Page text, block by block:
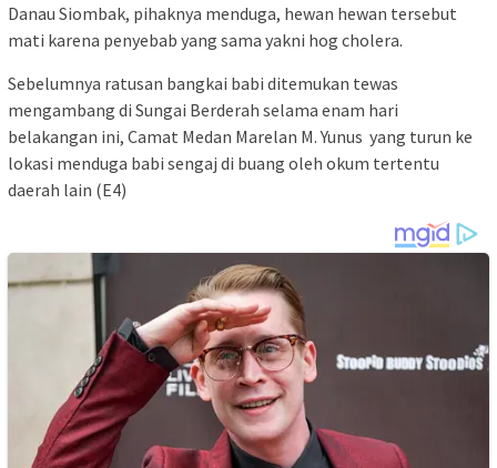
Danau Siombak, pihaknya menduga, hewan hewan tersebut
mati karena penyebab yang sama yakni hog cholera.
Sebelumnya ratusan bangkai babi ditemukan tewas
mengambang di Sungai Berderah selama enam hari
belakangan ini, Camat Medan Marelan M. Yunus yang turun ke
lokasi menduga babi sengaj di buang oleh okum tertentu
daerah lain (E4)